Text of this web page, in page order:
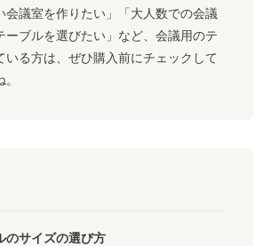
会議室を作りたい」「大人数での会議
ーブルを選びたい」など、会議用のテ
いる方は、ぜひ購入前にチェックして
のサイズの選び方